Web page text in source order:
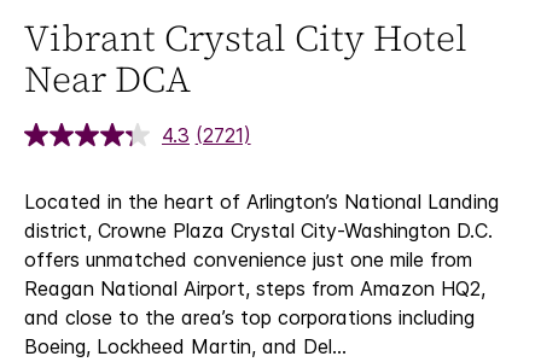
Vibrant Crystal City Hotel
Near DCA
4.3 (2721)
Located in the heart of Arlington’s National Landing
district, Crowne Plaza Crystal City-Washington D.C.
offers unmatched convenience just one mile from
Reagan National Airport, steps from Amazon HQ2,
and close to the area’s top corporations including
Boeing, Lockheed Martin, and Del...